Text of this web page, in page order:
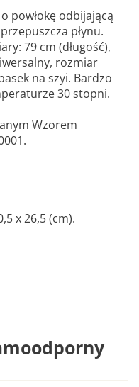
powłokę odbijającą
płynu.
79 cm (długość),
rozmiar
na szyi. Bardzo
30 stopni.
Wzorem
x 26,5 (cm).